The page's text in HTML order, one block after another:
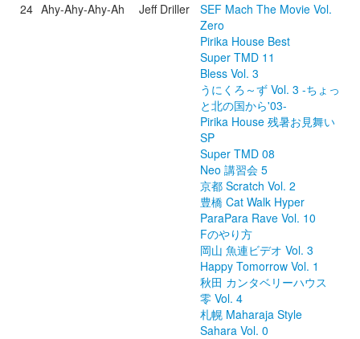
24 Ahy-Ahy-Ahy-Ah Jeff Driller
SEF Mach The Movie Vol.
Zero
Pirika House Best
Super TMD 11
Bless Vol. 3
うにくろ～ず Vol. 3 -ちょっ
と北の国から'03-
Pirika House 残暑お見舞い
SP
Super TMD 08
Neo 講習会 5
京都 Scratch Vol. 2
豊橋 Cat Walk Hyper
ParaPara Rave Vol. 10
Fのやり方
岡山 魚連ビデオ Vol. 3
Happy Tomorrow Vol. 1
秋田 カンタベリーハウス
零 Vol. 4
札幌 Maharaja Style
Sahara Vol. 0